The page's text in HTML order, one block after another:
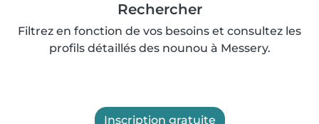
Rechercher
Filtrez en fonction de vos besoins et consultez les
profils détaillés des nounou à Messery.
Inscription gratuite